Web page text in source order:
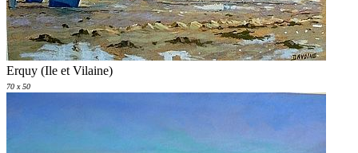
Erquy (Ile et Vilaine)
70 x 50